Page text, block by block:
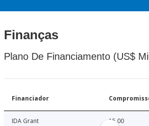
Finanças
Plano De Financiamento (US$
Financiador
IDA Grant 15.00